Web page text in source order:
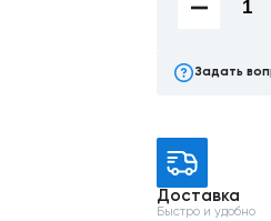
Задать
Доставка
Быстро и удобно